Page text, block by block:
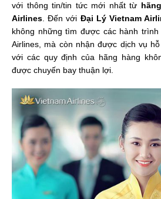
với thông tin/tin tức mới nhất từ
Airlines. Đến với Đại Lý Vietnam
không những tìm được các hành
Airlines, mà còn nhận được dịch vụ
với các quy định của hãng hàng
được chuyến bay thuận lợi.